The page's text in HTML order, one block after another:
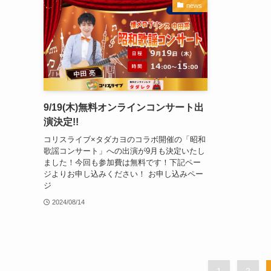
news
9/19(木)無料オンラインコンサート出
演決定!!
コリスライブ×タダカヨのコラボ開催の「昭和
歌謡コンサート」への出演が9月も決定いたし
ました！今回も参加費は無料です！下記ペー
ジよりお申し込みください！ お申し込みペー
ジ
2024/08/14